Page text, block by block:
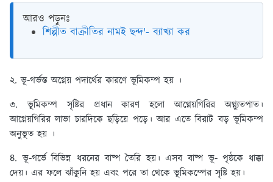
আরও পড়ুনঃ
শিল্পীত বাক্রীতির নামই ছন্দ'- ব্যাখ্যা কর
২. ভূ-গর্ভস্ত অগ্নেয় পদার্থের কারণে ভূমিকম্প হয় ।
৩. ভূমিকম্প সৃষ্টির প্রধান কারণ হলো আগ্নেয়গিরির অগ্ন্যুতপাত।
আগ্নেয়গিরির লাভা চারদিকে ছড়িয়ে পড়ে। আর এতে বিরাট বড় ভূমিকম্প
অনুভূত হয় ।
৪. ভূ-গর্ভে বিভিন্ন ধরনের বাষ্প তৈরি হয়। এসব বাষ্প ভূ- পৃষ্ঠকে ধাক্কা
দেয়। এর ফলে ঝাঁকুনি হয় এবং পরে তা থেকে ভূমিকম্পের সৃষ্টি হয়।